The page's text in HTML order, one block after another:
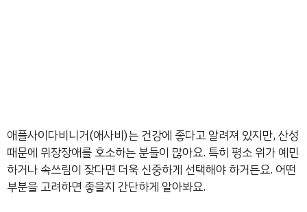
애플사이다비니거(애사비)는 건강에 좋다고 알려져 있지만, 산성
때문에 위장장애를 호소하는 분들이 많아요. 특히 평소 위가 예민
하거나 속쓰림이 잦다면 더욱 신중하게 선택해야 하거든요. 어떤
부분을 고려하면 좋을지 간단하게 알아봐요.